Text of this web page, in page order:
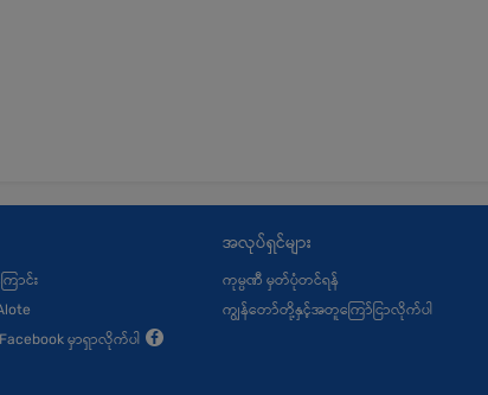
ာင်း
မှာရှာလိုက်ပါ
အလုပ်ရှင်များ
ကုမ္ပဏီ မှတ်ပုံတင်ရန်
ကျွန်တော်တို့နှင့်အတူကြော်ငြာလိုက်ပါ